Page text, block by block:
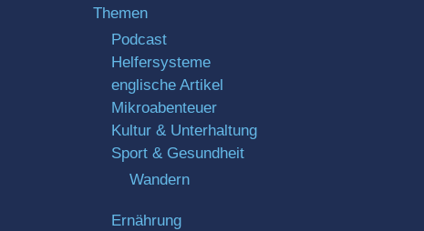
Themen
Podcast
Helfersysteme
englische Artikel
Mikroabenteuer
Kultur & Unterhaltung
Sport & Gesundheit
Wandern
Ernährung